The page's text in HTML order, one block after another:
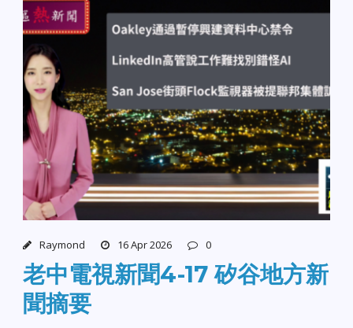
Raymond 16 Apr 2026 0
老中電視新聞4-17 矽谷地方新
聞摘要